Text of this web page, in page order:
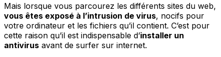
Mais lorsque vous parcourez les différents sites du web,
vous êtes exposé à l’intrusion de virus, nocifs pour
votre ordinateur et les fichiers qu’il contient. C’est pour
cette raison qu’il est indispensable d’installer un
antivirus avant de surfer sur internet.